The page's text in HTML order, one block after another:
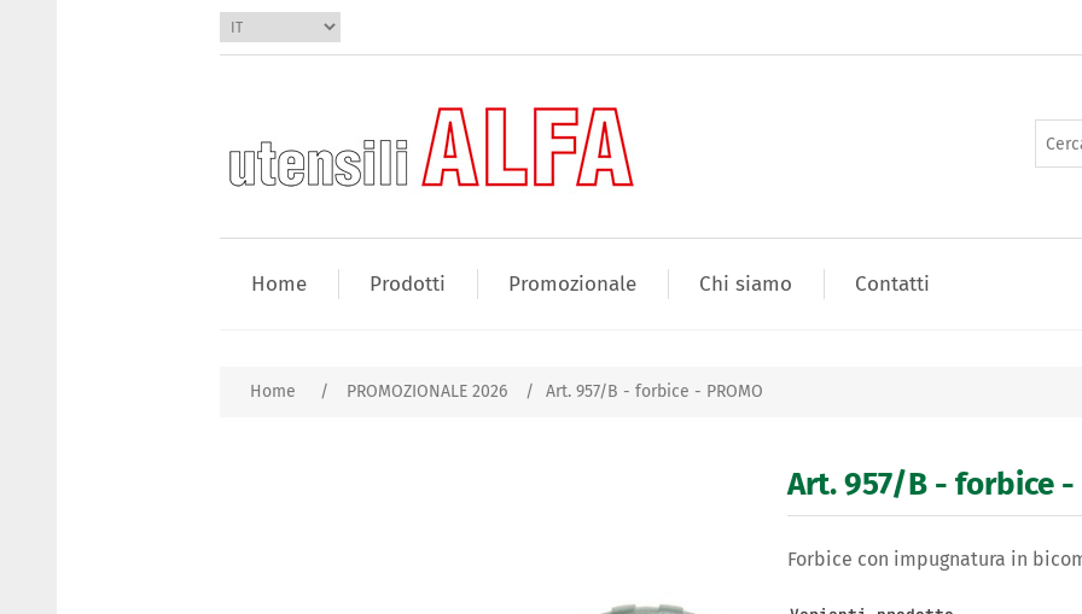
Home Prodotti Promozionale Chi siamo Contatti
Home / PROMOZIONALE 2026 / Art. 957/B - forbice - PROMO
Art. 957/B - forbice -
Forbice con impugnatura in